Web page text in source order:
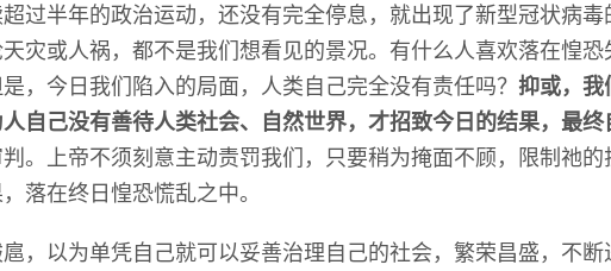
过半年的政治运动，还没有完全停息，就出现了新型冠状病
灾或人祸，都不是我们想看见的景况。有什么人喜欢落在惶
，今日我们陷入的局面，人类自己完全没有责任吗？ 抑或，我
自己没有善待人类社会、自然世界，才招致今日的结果，最终
。上帝不须刻意主动责罚我们，只要稍为掩面不顾，限制祂
落在终日惶恐慌乱之中。
，以为单凭自己就可以妥善治理自己的社会，繁荣昌盛，不